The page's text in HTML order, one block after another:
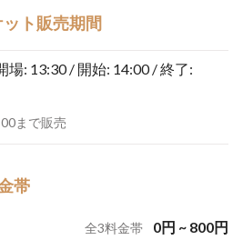
ト販売期間
場: 13:30 / 開始: 14:00 / 終了:
まで販売
帯
全3料金帯 0円 ~ 800円